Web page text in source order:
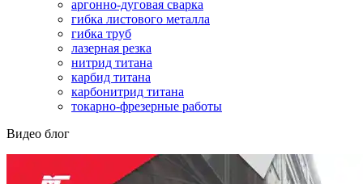
аргонно-дуговая сварка
гибка листового металла
гибка труб
лазерная резка
нитрид титана
карбид титана
карбонитрид титана
токарно-фрезерные работы
Видео блог